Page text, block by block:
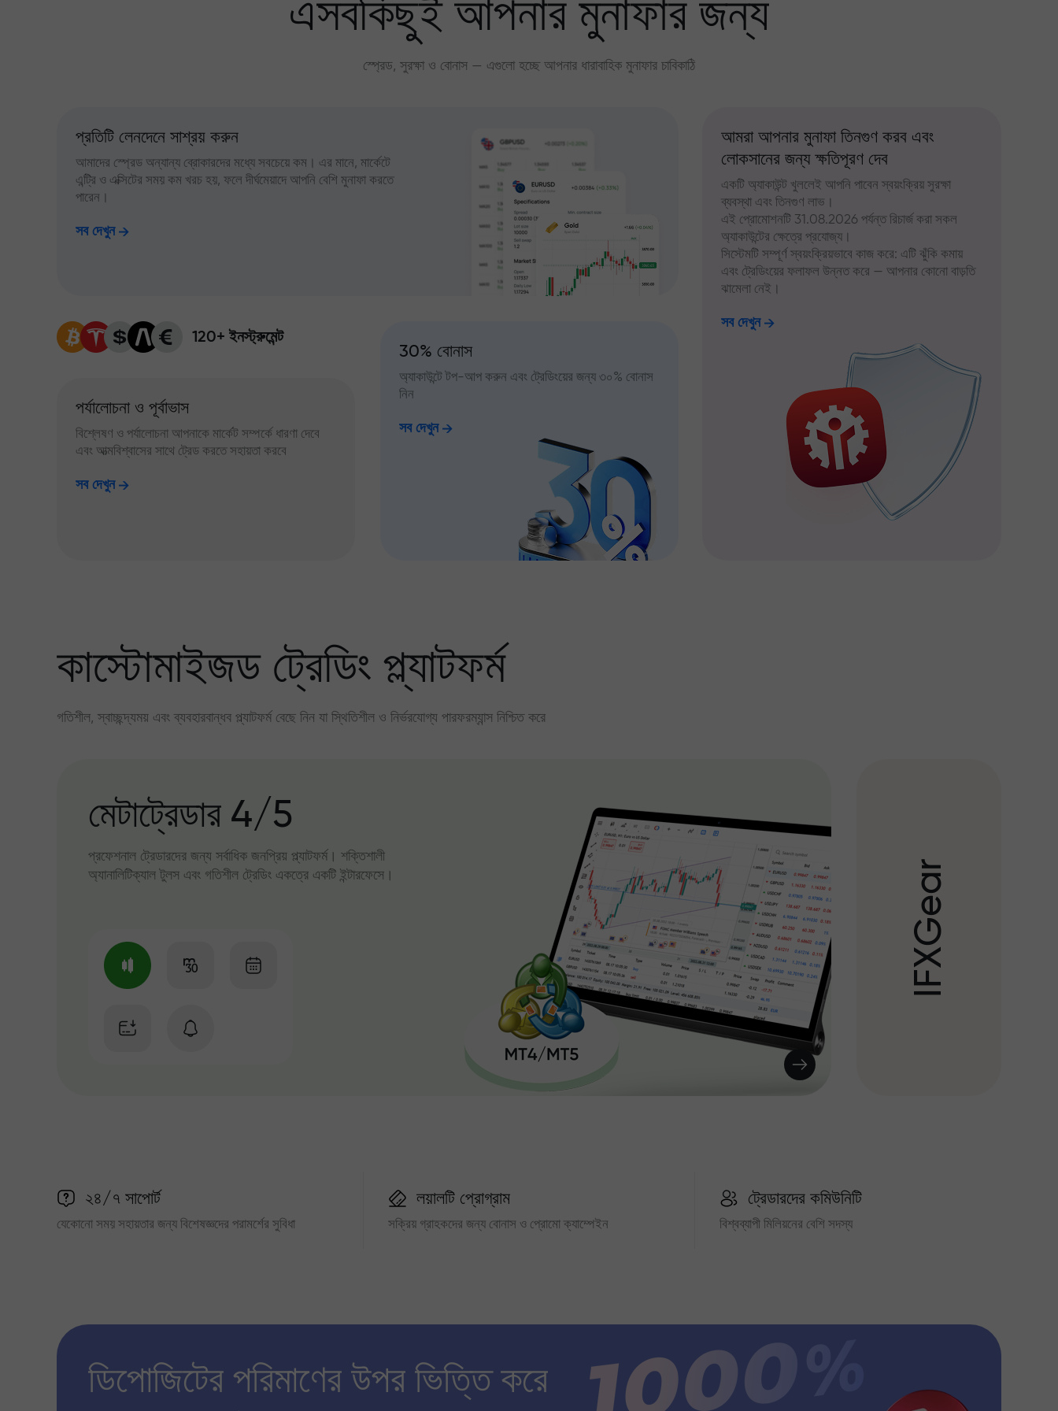
এসবকিছুই আপনার মুনাফার জন্য
স্প্রেড, সুরক্ষা ও বোনাস — এগুলো হচ্ছে আপনার ধারাবাহিক মুনাফার চাবিকাঠি
প্রতিটি লেনদেনে সাশ্রয় করুন
আমাদের স্প্রেড অন্যান্য ব্রোকারদের মধ্যে সবচেয়ে কম। এর মানে, মার্কেটে
এন্ট্রি ও এক্সিটের সময় কম খরচ হয়, ফলে দীর্ঘমেয়াদে আপনি বেশি মুনাফা করতে
পারেন।
সব দেখুন
120+ ইনস্ট্রুমেন্ট
পর্যালোচনা ও পূর্বাভাস
বিশ্লেষণ ও পর্যালোচনা আপনাকে মার্কেট সম্পর্কে ধারণা দেবে
এবং আত্মবিশ্বাসের সাথে ট্রেড করতে সহায়তা করবে
সব দেখুন
30% বোনাস
অ্যাকাউন্টে টপ-আপ করুন এবং ট্রেডিংয়ের জন্য ৩০% বোনাস
নিন
সব দেখুন
আমরা আপনার মুনাফা তিনগুণ করব এবং
লোকসানের জন্য ক্ষতিপূরণ দেব
একটি অ্যাকাউন্ট খুললেই আপনি পাবেন স্বয়ংক্রিয় সুরক্ষা
ব্যবস্থা এবং তিনগুণ লাভ।
এই প্রোমোশনটি 31.08.2026 পর্যন্ত রিচার্জ করা সকল
অ্যাকাউন্টের ক্ষেত্রে প্রযোজ্য।
সিস্টেমটি সম্পূর্ণ স্বয়ংক্রিয়ভাবে কাজ করে: এটি ঝুঁকি কমায়
এবং ট্রেডিংয়ের ফলাফল উন্নত করে — আপনার কোনো বাড়তি
ঝামেলা নেই।
সব দেখুন
কাস্টোমাইজড ট্রেডিং প্ল্যাটফর্ম
গতিশীল, স্বাচ্ছন্দ্যময় এবং ব্যবহারবান্ধব প্ল্যাটফর্ম বেছে নিন যা স্থিতিশীল ও নির্ভরযোগ্য পারফরম্যান্স নিশ্চিত করে
মেটাট্রেডার 4/5
প্রফেশনাল ট্রেডারদের জন্য সর্বাধিক জনপ্রিয় প্ল্যাটফর্ম। শক্তিশালী
অ্যানালিটিক্যাল টুলস এবং গতিশীল ট্রেডিং একত্রে একটি ইন্টারফেসে।
I
F
X
G
e
a
r
২৪/৭ সাপোর্ট
যেকোনো সময় সহায়তার জন্য বিশেষজ্ঞদের পরামর্শের সুবিধা
লয়ালটি প্রোগ্রাম
সক্রিয় গ্রাহকদের জন্য বোনাস ও প্রোমো ক্যাম্পেইন
ট্রেডারদের কমিউনিটি
বিশ্বব্যাপী মিলিয়নের বেশি সদস্য
ডিপোজিটের পরিমাণের উপর ভিত্তি করে